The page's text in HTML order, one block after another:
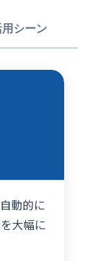
用シーン
動的に
大幅に